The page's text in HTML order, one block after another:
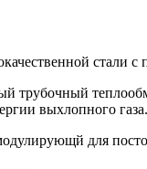
стали
трубочный
выхлопного газа.
для